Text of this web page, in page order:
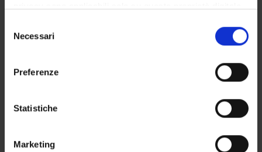
modificare o revocare il proprio consenso in qualsiasi
momento dalla Dichiarazione sui cookie o facendo clic
raccogliere informazioni sulla tua posizione
geografica, con un'approssimazione di qualche
Identificare il tuo dispositivo, scansionandolo
delNecessari
Preferenze
Statistiche
Marketing
BIBLIOTECHE
CENTRI
Persone
Calendario